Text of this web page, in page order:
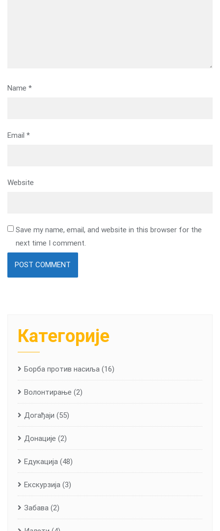
Name *
Email *
Website
Save my name, email, and website in this browser for the
next time I comment.
Категорије
Борба против насиља (16)
Волонтирање (2)
Догађаји (55)
Донације (2)
Едукација (48)
Екскурзија (3)
Забава (2)